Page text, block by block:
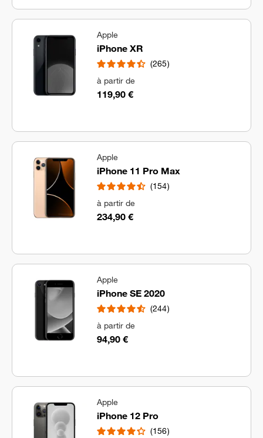
Apple
iPhone XR
265
à partir de
119,90 €
Apple
iPhone 11 Pro Max
154
à partir de
234,90 €
Apple
iPhone SE 2020
244
à partir de
94,90 €
Apple
iPhone 12 Pro
156